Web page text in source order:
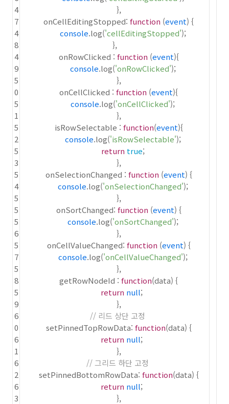
4
7
4
8
4
9
5
0
5
1
5
2
5
3
5
4
5
5
5
6
5
7
5
8
5
9
6
0
6
1
6
2
6
3
},
onCellEditingStopped: function (event) {
console.log('cellEditingStopped');
},
onRowClicked : function (event){
console.log('onRowClicked');
},
onCellClicked : function (event){
console.log('onCellClicked');
},
isRowSelectable : function(event){
console.log('isRowSelectable');
return true;
},
onSelectionChanged : function (event) {
console.log('onSelectionChanged');
},
onSortChanged: function (event) {
console.log('onSortChanged');
},
onCellValueChanged: function (event) {
console.log('onCellValueChanged');
},
getRowNodeId : function(data) {
return null;
},
// 리드 상단 고정
setPinnedTopRowData: function(data) {
return null;
},
// 그리드 하단 고정
setPinnedBottomRowData: function(data) {
return null;
},